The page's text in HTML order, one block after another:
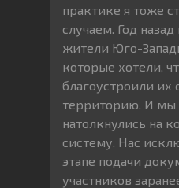
практике я тоже
случаем. Год
жители Юго-
которые хотели,
благоустроили их
территорию. И мы
натолкнулись на
систему. Нас
этапе подачи
участников